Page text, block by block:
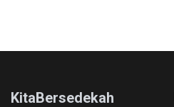
KitaBersedekah